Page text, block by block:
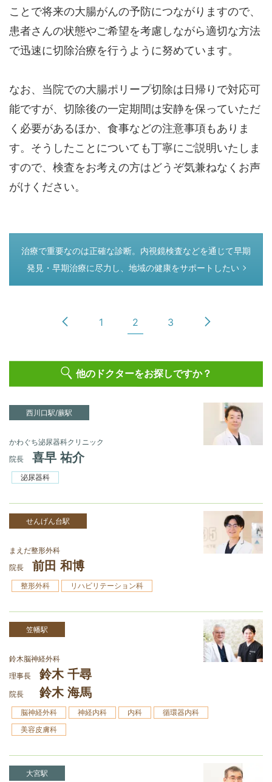
ことで将来の大腸がんの予防につながりますので、
患者さんの状態やご希望を考慮しながら適切な方法
で迅速に切除治療を行うように努めています。
なお、当院での大腸ポリープ切除は日帰りで対応可
能ですが、切除後の一定期間は安静を保っていただ
く必要があるほか、食事などの注意事項もありま
す。そうしたことについても丁寧にご説明いたしま
すので、検査をお考えの方はどうぞ気兼ねなくお声
がけください。
つぎのページ
治療で重要なのは正確な診断。内視鏡検査などを通じて早期
発見・早期治療に尽力し、地域の健康をサポートしたい
1 2 3
他のドクターをお探しですか？
西川口駅/蕨駅
かわぐち泌尿器科クリニック
院長
喜早 祐介
泌尿器科
せんげん台駅
まえだ整形外科
院長
前田 和博
整形外科 リハビリテーション科
笠幡駅
鈴木脳神経外科
理事長
鈴木 千尋
院長 鈴木 海馬
脳神経外科 神経内科 内科
循環器内科
美容皮膚科
大宮駅